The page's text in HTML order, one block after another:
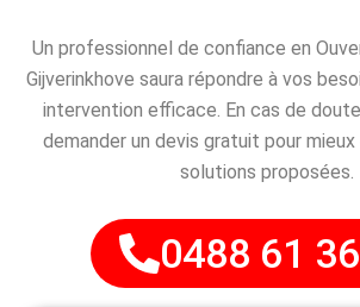
Un professionnel de confiance en
Gijverinkhove saura répondre à vos
intervention efficace. En cas de
demander un devis gratuit pour
solutions proposées.
0488 61